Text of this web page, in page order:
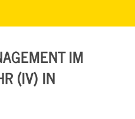
IM
(IV) IN K